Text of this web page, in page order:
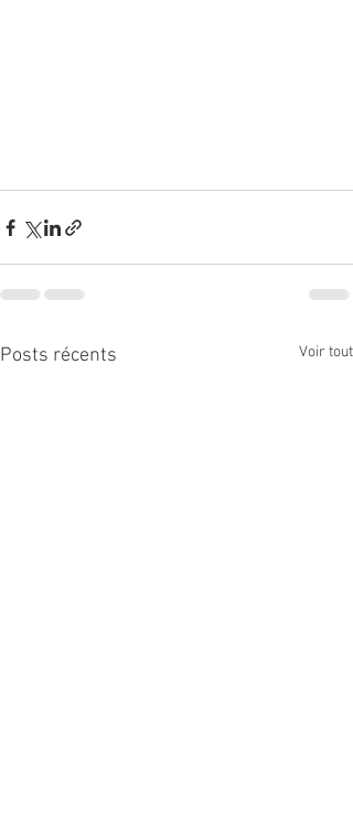
Posts récents Voir tout